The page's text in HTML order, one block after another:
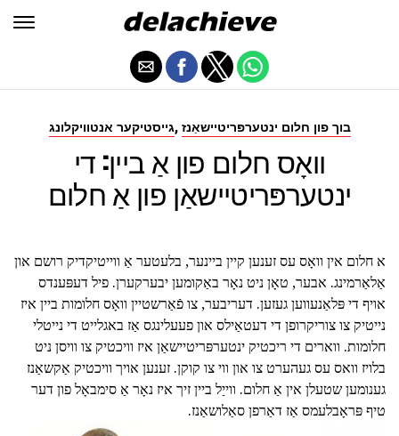
גייסטיקער אנטוויקלונג, בוך פון חלום ינטערפּריטיישאַנז
וואָס חלום פון אַ ביין: די
ינטערפּריטיישאַן פון אַ חלום
א חלום אין וואָס עס זענען קיין ביינער, בלעטער אַ ווייטיקדיק רושם און
אַלאַרמינג. אבער, טאָן ניט נאָר באַקומען יבערקערן. פיל דעפּענדס
אויף די פּלאַנעווען געזען. דעריבער, צו פֿאַרשטיין וואָס חלומות ביין איז
נייטיק צו צוריקרופן די דעטאַילס און פעעלינגס אַז באגלייט די נייטלי
חלומות. ווארים די ריכטיק ינטערפּריטיישאַן איז וויכטיק צו וויסן ניט
בלויז וואס עס געהערט צו און ווי צו קוקן. זענען אויך וויכטיק אַקשאַנז
גענומען שטעלן אין אַ חלום. ווייַל ביין זיך איז נאָר אַ סימבאָל פון דער
טיף פּראָבלעמס אַז דאַרפן סאַלושאַנז.